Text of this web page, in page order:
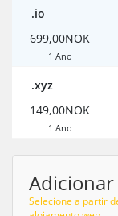
.io
699,00NOK
1 Ano
.xyz
149,00NOK
1 Ano
Selecione a partir